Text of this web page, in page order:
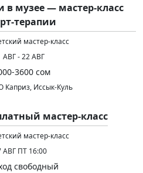
в музее — мастер-класс
терапии
мастер-класс
АВГ - 22 АВГ
3600 сом
Каприз, Иссык-Куль
мастер-класс
мастер-класс
АВГ ПТ 16:00
свободный